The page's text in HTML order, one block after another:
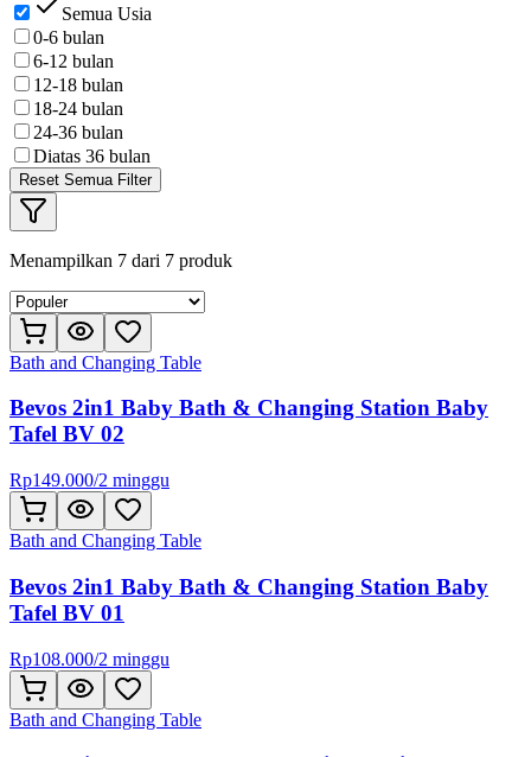
Semua Usia
0-6 bulan
6-12 bulan
12-18 bulan
18-24 bulan
24-36 bulan
Diatas 36 bulan
Reset Semua Filter
Menampilkan 7 dari 7 produk
Bath and Changing Table
Bevos 2in1 Baby Bath & Changing Station Baby
Tafel BV 02
Rp149.000/2 minggu
Bath and Changing Table
Bevos 2in1 Baby Bath & Changing Station Baby
Tafel BV 01
Rp108.000/2 minggu
Bath and Changing Table